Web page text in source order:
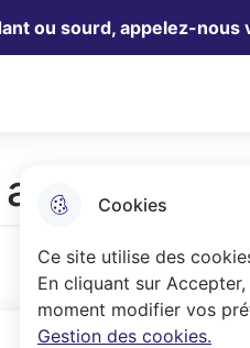
Cookies
Ce site utilise des
En cliquant sur
moment modifier vos
Gestion des cookies.
Aller au
ou sourd, appelez-nous
Vie associative
Résultat(s)